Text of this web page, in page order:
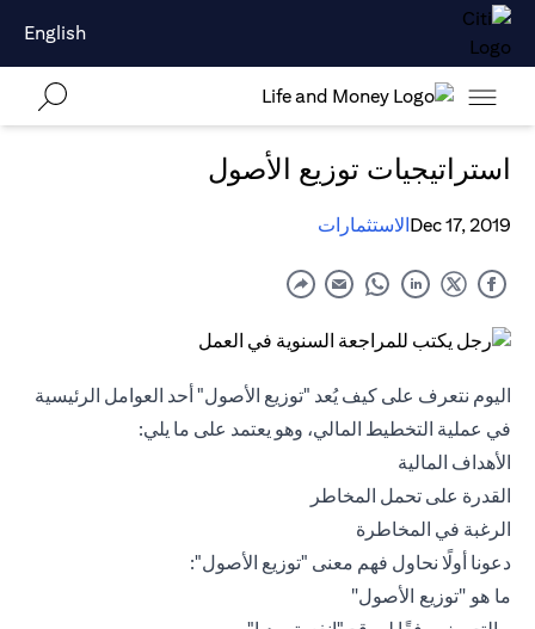
English
استراتيجيات توزيع الأصول
Dec 17, 2019الاستثمارات
اليوم نتعرف على كيف يُعد "توزيع الأصول" أحد العوامل الرئيسية
في عملية التخطيط المالي، وهو يعتمد على ما يلي:
الأهداف المالية
القدرة على تحمل المخاطر
الرغبة في المخاطرة
دعونا أولًا نحاول فهم معنى "توزيع الأصول":
ما هو "توزيع الأصول"